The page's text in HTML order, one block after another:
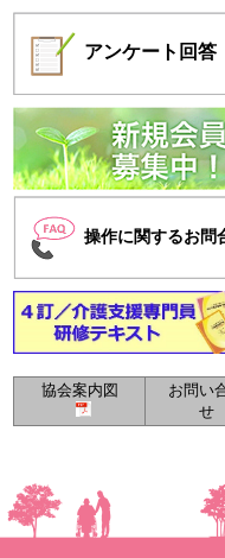
アンケート 回答
操作に関するお問
協会案内図
お問い
せ